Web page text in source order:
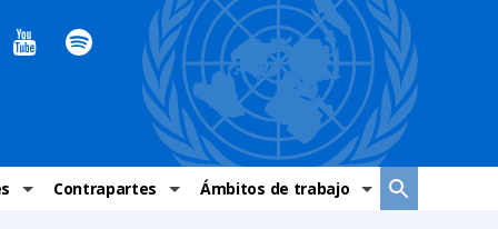
Contrapartes Ámbitos de trabajo